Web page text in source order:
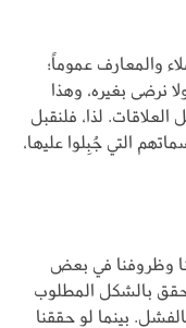
والمعارف عموماً؛
نرضى بغيره، وهذا
لذا، فلنقبل
التي جُبِلوا عليها،
وظروفنا في بعض
بالشكل المطلوب
بينما لو حققنا